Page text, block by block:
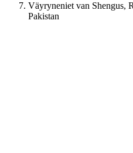
Väyryneniet van Shengus,
Pakistan